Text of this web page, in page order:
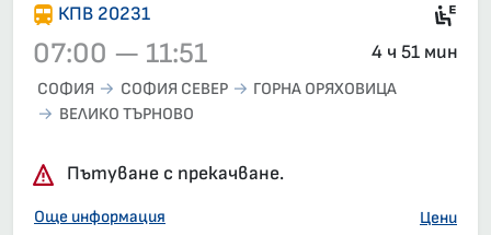
Влак 20231, 07:00 – 11:51, вече е заминал
КПВ 20231
07:00 — 11:51 4 ч 51 мин
СОФИЯ СОФИЯ СЕВЕР
ГОРНА ОРЯХОВИЦА
ВЕЛИКО ТЪРНОВО
Пътуване с прекачване.
Още информация Цени